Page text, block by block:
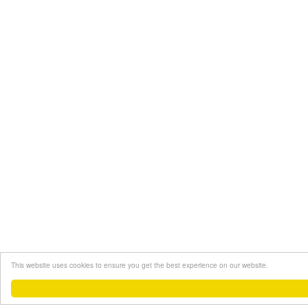
This website uses cookies to ensure you get the best experience on our website.